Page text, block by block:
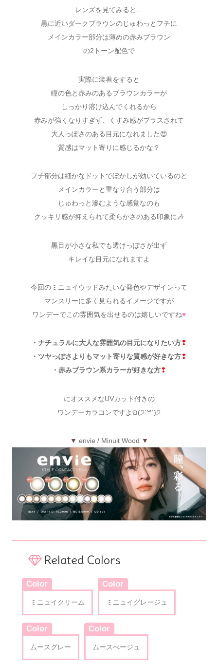
レンズを見てみると…
黒に近いダークブラウンのじゅわっとフチに
メインカラー部分は薄めの赤みブラウン
の2トーン配色で
実際に装着をすると
瞳の色と赤みのあるブラウンカラーが
しっかり溶け込んでくれるから
赤みが強くなりすぎず、くすみ感がプラスされて
大人っぽさのある目元になれました😍
質感はマット寄りに感じるかな？
フチ部分は細かなドットでぼかしが効いているのと
メインカラーと重なり合う部分は
じゅわっと滲むような感覚なのも
クッキリ感が抑えられて柔らかさのある印象に🎶
黒目が小さな私でも透けっぽさが出ず
キレイな目元になれますよ
今回のミニュイウッドみたいな発色やデザインって
マンスリーに多く見られるイメージですが
ワンデーでこの雰囲気を出せるのは嬉しいですね♥
・ナチュラルに大人な雰囲気の目元になりたい方❢
・ツヤっぽさよりもマット寄りな質感が好きな方❢
・赤みブラウン系カラーが好きな方❢
にオススメなUVカット付きの
ワンデーカラコンですよଘ(੭ˊ꒳ˋ)੭
▼ envie / Minuit Wood ▼
Related Colors
Color
ミニュイクリーム
Color
ミニュイグレージュ
Color
ムースグレー
Color
ムースべージュ